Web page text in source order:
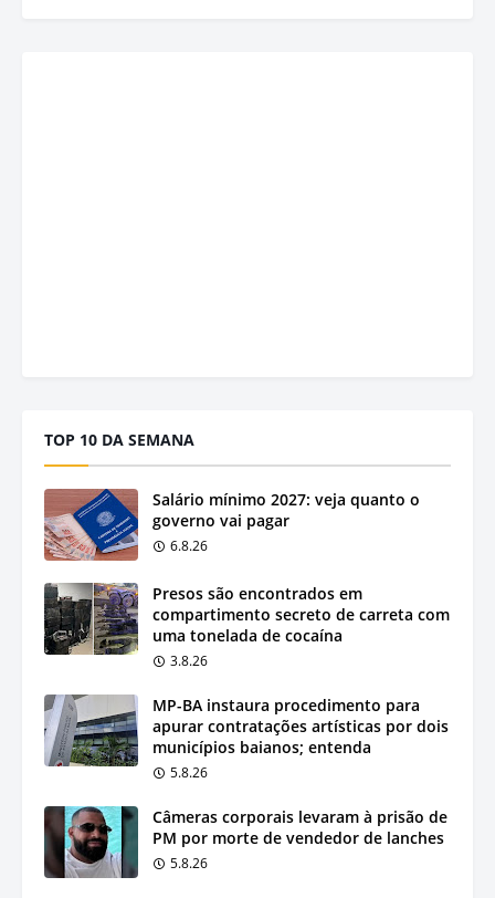
TOP 10 DA SEMANA
Salário mínimo 2027: veja quanto o
governo vai pagar
6.8.26
Presos são encontrados em
compartimento secreto de carreta com
uma tonelada de cocaína
3.8.26
MP-BA instaura procedimento para
apurar contratações artísticas por dois
municípios baianos; entenda
5.8.26
Câmeras corporais levaram à prisão de
PM por morte de vendedor de lanches
5.8.26